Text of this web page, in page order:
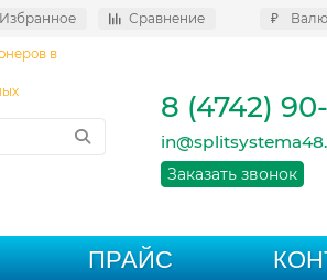
Избранное Сравнение ₽
в
8 (4742)
Заказать звонок
ПРАЙС